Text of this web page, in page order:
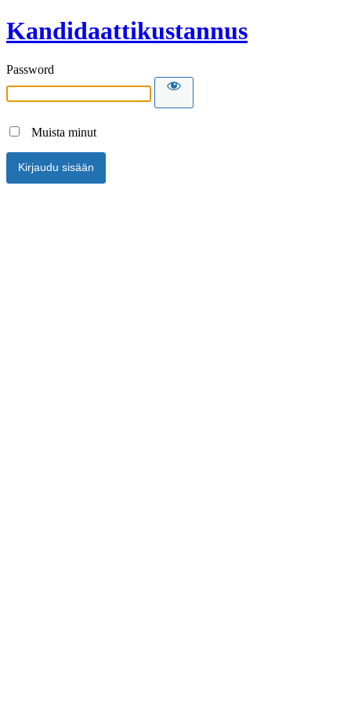
Kandidaattikustannus
Password
Muista minut